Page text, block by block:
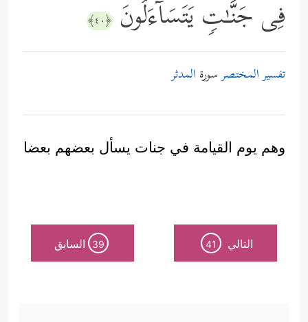
فِی جَنَّـٰتࣲ یَتَسَاۤءَلُونَ ﴿٤٠﴾
تفسير المختصرسورة المدثر
وهم يوم القيامة في جنات يسأل بعضهم بعضا
التالي 41
39 السابق